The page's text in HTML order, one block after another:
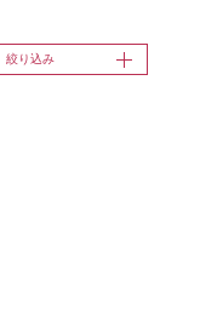
絞り込み